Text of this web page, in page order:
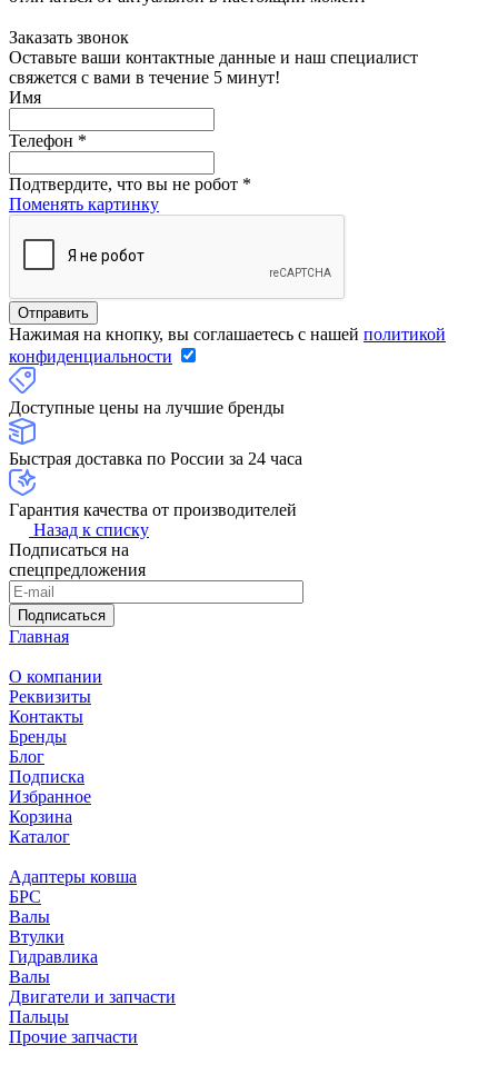
Заказать звонок
Оставьте ваши контактные данные и наш специалист
свяжется с вами в течение 5 минут!
Имя
Телефон *
Подтвердите, что вы не робот *
Поменять картинку
Нажимая на кнопку, вы соглашаетесь с нашей политикой
конфиденциальности
Доступные цены на лучшие бренды
Быстрая доставка по России за 24 часа
Гарантия качества от производителей
Назад к списку
Подписаться на
спецпредложения
Подписаться
Главная
О компании
Реквизиты
Контакты
Бренды
Блог
Подписка
Избранное
Корзина
Каталог
Адаптеры ковша
БРС
Валы
Втулки
Гидравлика
Валы
Двигатели и запчасти
Пальцы
Прочие запчасти